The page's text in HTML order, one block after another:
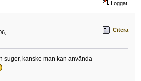
Loggat
Citera
suger, kanske man kan använda